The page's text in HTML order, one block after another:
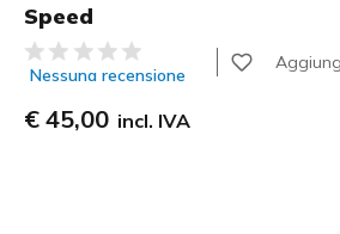
Speed
Valutazione cliente 4,7 su 5
Nessuna recensione
€ 45,00 incl. IVA